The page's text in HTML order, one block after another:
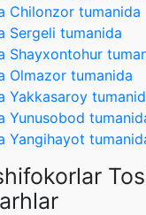
Chilonzor tumanida
Sergeli tumanida
Shayxontohur
Olmazor tumanida
Yakkasaroy
Yunusobod
Yangihayot